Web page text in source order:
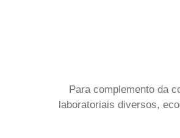
Para complemento da
laboratoriais diversos,